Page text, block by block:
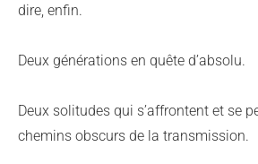
dire, enfin.
Deux générations en quête d’absolu.
Deux solitudes qui s’affrontent et se
chemins obscurs de la transmission.